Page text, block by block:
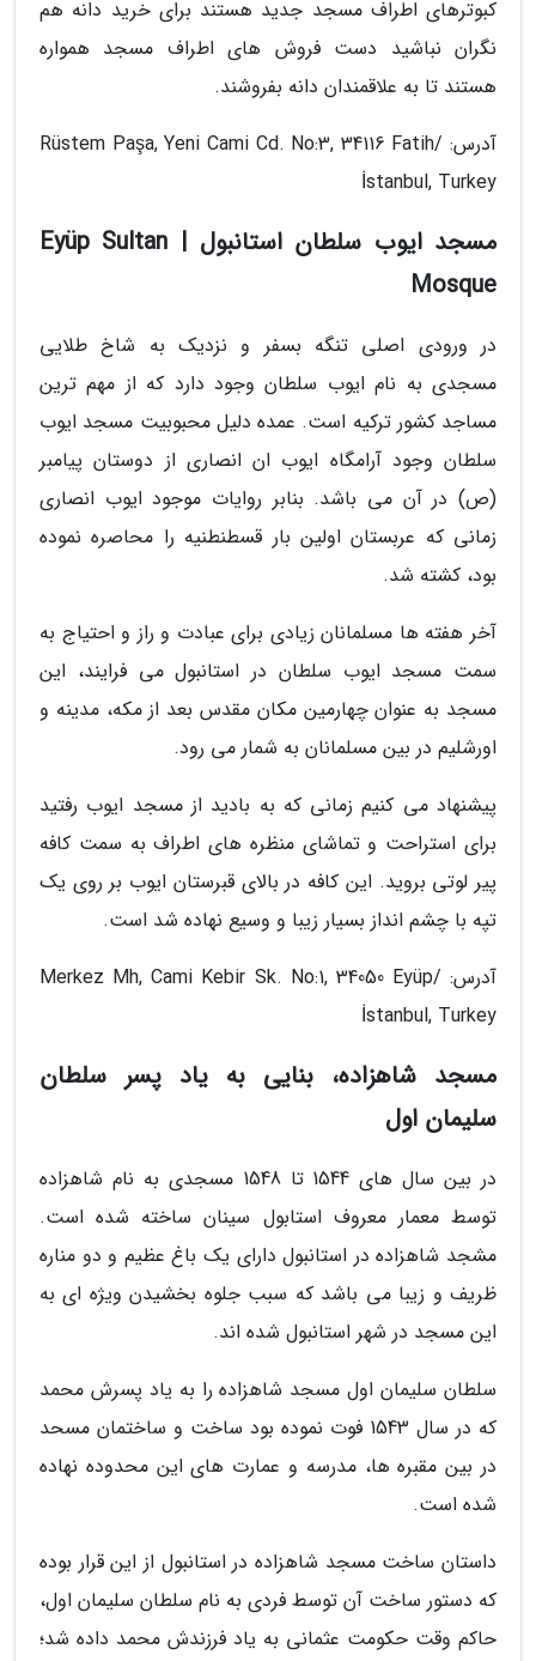
کبوترهای اطراف مسجد جدید هستند برای خرید دانه هم
نگران نباشید دست فروش های اطراف مسجد همواره
هستند تا به علاقمندان دانه بفروشند.
آدرس: Rüstem Paşa, Yeni Cami Cd. No:3, 34116 Fatih/
İstanbul, Turkey
مسجد ایوب سلطان استانبول | Eyüp Sultan
Mosque
در ورودی اصلی تنگه بسفر و نزدیک به شاخ طلایی
مسجدی به نام ایوب سلطان وجود دارد که از مهم ترین
مساجد کشور ترکیه است. عمده دلیل محبوبیت مسجد ایوب
سلطان وجود آرامگاه ایوب ان انصاری از دوستان پیامبر
(ص) در آن می باشد. بنابر روایات موجود ایوب انصاری
زمانی که عربستان اولین بار قسطنطنیه را محاصره نموده
بود، کشته شد.
آخر هفته ها مسلمانان زیادی برای عبادت و راز و احتیاج به
سمت مسجد ایوب سلطان در استانبول می فرایند، این
مسجد به عنوان چهارمین مکان مقدس بعد از مکه، مدینه و
اورشلیم در بین مسلمانان به شمار می رود.
پیشنهاد می کنیم زمانی که به بادید از مسجد ایوب رفتید
برای استراحت و تماشای منظره های اطراف به سمت کافه
پیر لوتی بروید. این کافه در بالای قبرستان ایوب بر روی یک
تپه با چشم انداز بسیار زیبا و وسیع نهاده شد است.
آدرس: Merkez Mh, Cami Kebir Sk. No:1, 34050 Eyüp/
İstanbul, Turkey
مسجد شاهزاده، بنایی به یاد پسر سلطان
سلیمان اول
در بین سال های 1544 تا 1548 مسجدی به نام شاهزاده
توسط معمار معروف استابول سینان ساخته شده است.
مشجد شاهزاده در استانبول دارای یک باغ عظیم و دو مناره
ظریف و زیبا می باشد که سبب جلوه بخشیدن ویژه ای به
این مسجد در شهر استانبول شده اند.
سلطان سلیمان اول مسجد شاهزاده را به یاد پسرش محمد
که در سال 1543 فوت نموده بود ساخت و ساختمان مسحد
در بین مقبره ها، مدرسه و عمارت های این محدوده نهاده
شده است.
داستان ساخت مسجد شاهزاده در استانبول از این قرار بوده
که دستور ساخت آن توسط فردی به نام سلطان سلیمان اول،
حاکم وقت حکومت عثمانی به یاد فرزندش محمد داده شد؛